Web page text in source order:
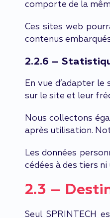
comporte de la
Ces sites web
contenus
2.2.6 –
En vue d’adapter
sur le site et leur
Nous collectons
après utilisation.
Les données
cédées à des tiers ni
2.3 –
Seul SPRINTECH